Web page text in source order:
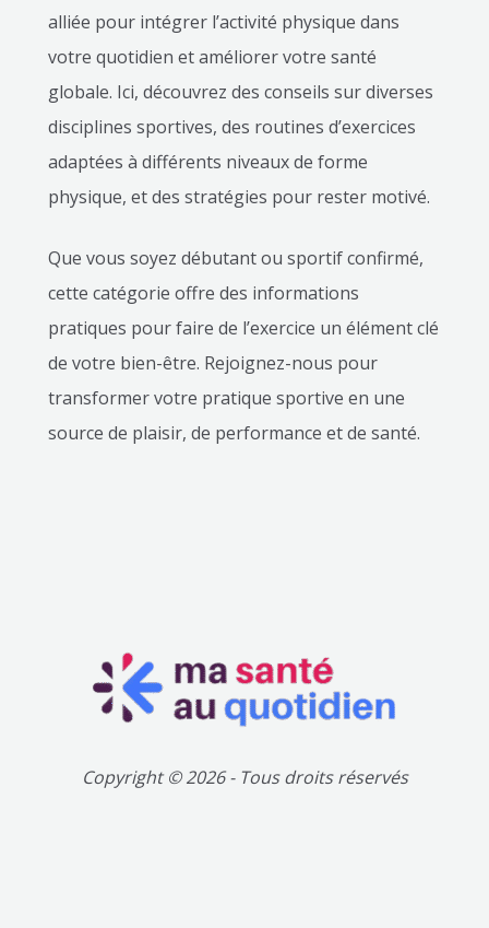
alliée pour intégrer l’activité physique dans
votre quotidien et améliorer votre santé
globale. Ici, découvrez des conseils sur diverses
disciplines sportives, des routines d’exercices
adaptées à différents niveaux de forme
physique, et des stratégies pour rester motivé.
Que vous soyez débutant ou sportif confirmé,
cette catégorie offre des informations
pratiques pour faire de l’exercice un élément clé
de votre bien-être. Rejoignez-nous pour
transformer votre pratique sportive en une
source de plaisir, de performance et de santé.
Copyright © 2026 - Tous droits réservés